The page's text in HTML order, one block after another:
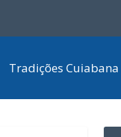
Tradições Cuiabana